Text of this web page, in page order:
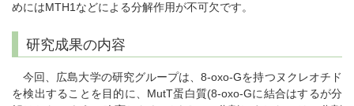
めにはMTH1などによる分解作用が不可欠です。
研究成果の内容
今回、広島大学の研究グループは、8-oxo-Gを持つヌクレオチド
を検出することを目的に、MutT蛋白質(8-oxo-Gに結合はするが分